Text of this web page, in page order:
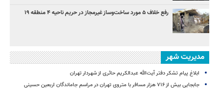
رفع خلاف ۵ مورد ساخت‌وساز غیرمجاز در حریم ناحیه ۴ منطقه ۱۹
مدیریت شهر
ابلاغ پیام تشکر دفتر آیت‌الله عبدالکریم حائری از شهردار تهران
جابجایی بیش از ۷۱۶ هزار مسافر با متروی تهران در مراسم جاماندگان اربعین حسینی